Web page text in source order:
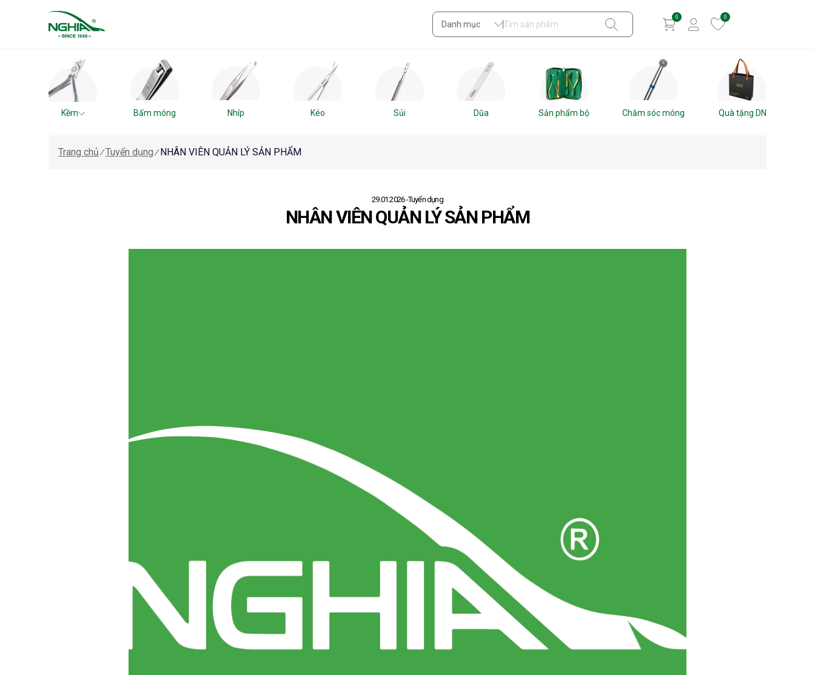
Danh mục
0 0
Kềm Bấm móng Nhíp Kéo Sủi Dũa Sản phẩm bộ Chăm sóc móng Quà tặng DN
Trang chủ Tuyển dụng NHÂN VIÊN QUẢN LÝ SẢN PHẨM
29.01.2026 Tuyển dụng
NHÂN VIÊN QUẢN LÝ SẢN PHẨM